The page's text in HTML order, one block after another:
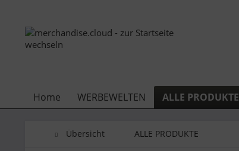
Home WERBEWELTEN ALLE PRODUKTE
Übersicht ALLE PRODUKTE